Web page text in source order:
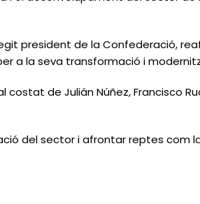
president de la Confederació,
a la seva transformació i
de Julián Núñez, Francisco
del sector i afrontar reptes com